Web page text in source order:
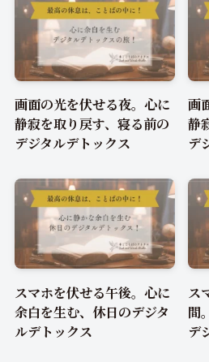
画面の光を伏せる夜。心に
静寂を取り戻す、寝る前の
デジタルデトックス
画
静
デ
スマホを伏せる午後。心に
余白を生む、休日のデジタ
ルデトックス
ス
間
デ